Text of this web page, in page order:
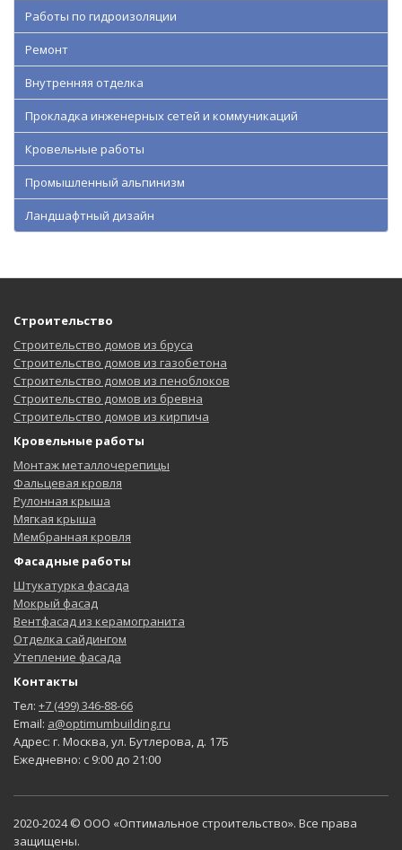
Работы по гидроизоляции
Ремонт
Внутренняя отделка
Прокладка инженерных сетей и коммуникаций
Кровельные работы
Промышленный альпинизм
Ландшафтный дизайн
Строительство
Строительство домов из бруса
Строительство домов из газобетона
Строительство домов из пеноблоков
Строительство домов из бревна
Строительство домов из кирпича
Кровельные работы
Монтаж металлочерепицы
Фальцевая кровля
Рулонная крыша
Мягкая крыша
Мембранная кровля
Фасадные работы
Штукатурка фасада
Мокрый фасад
Вентфасад из керамогранита
Отделка сайдингом
Утепление фасада
Контакты
Тел: +7 (499) 346-88-66
Email: a@optimumbuilding.ru
Адрес: г. Москва, ул. Бутлерова, д. 17Б
Ежедневно: с 9:00 до 21:00
2020-2024 © ООО «Оптимальное строительство». Все права
защищены.